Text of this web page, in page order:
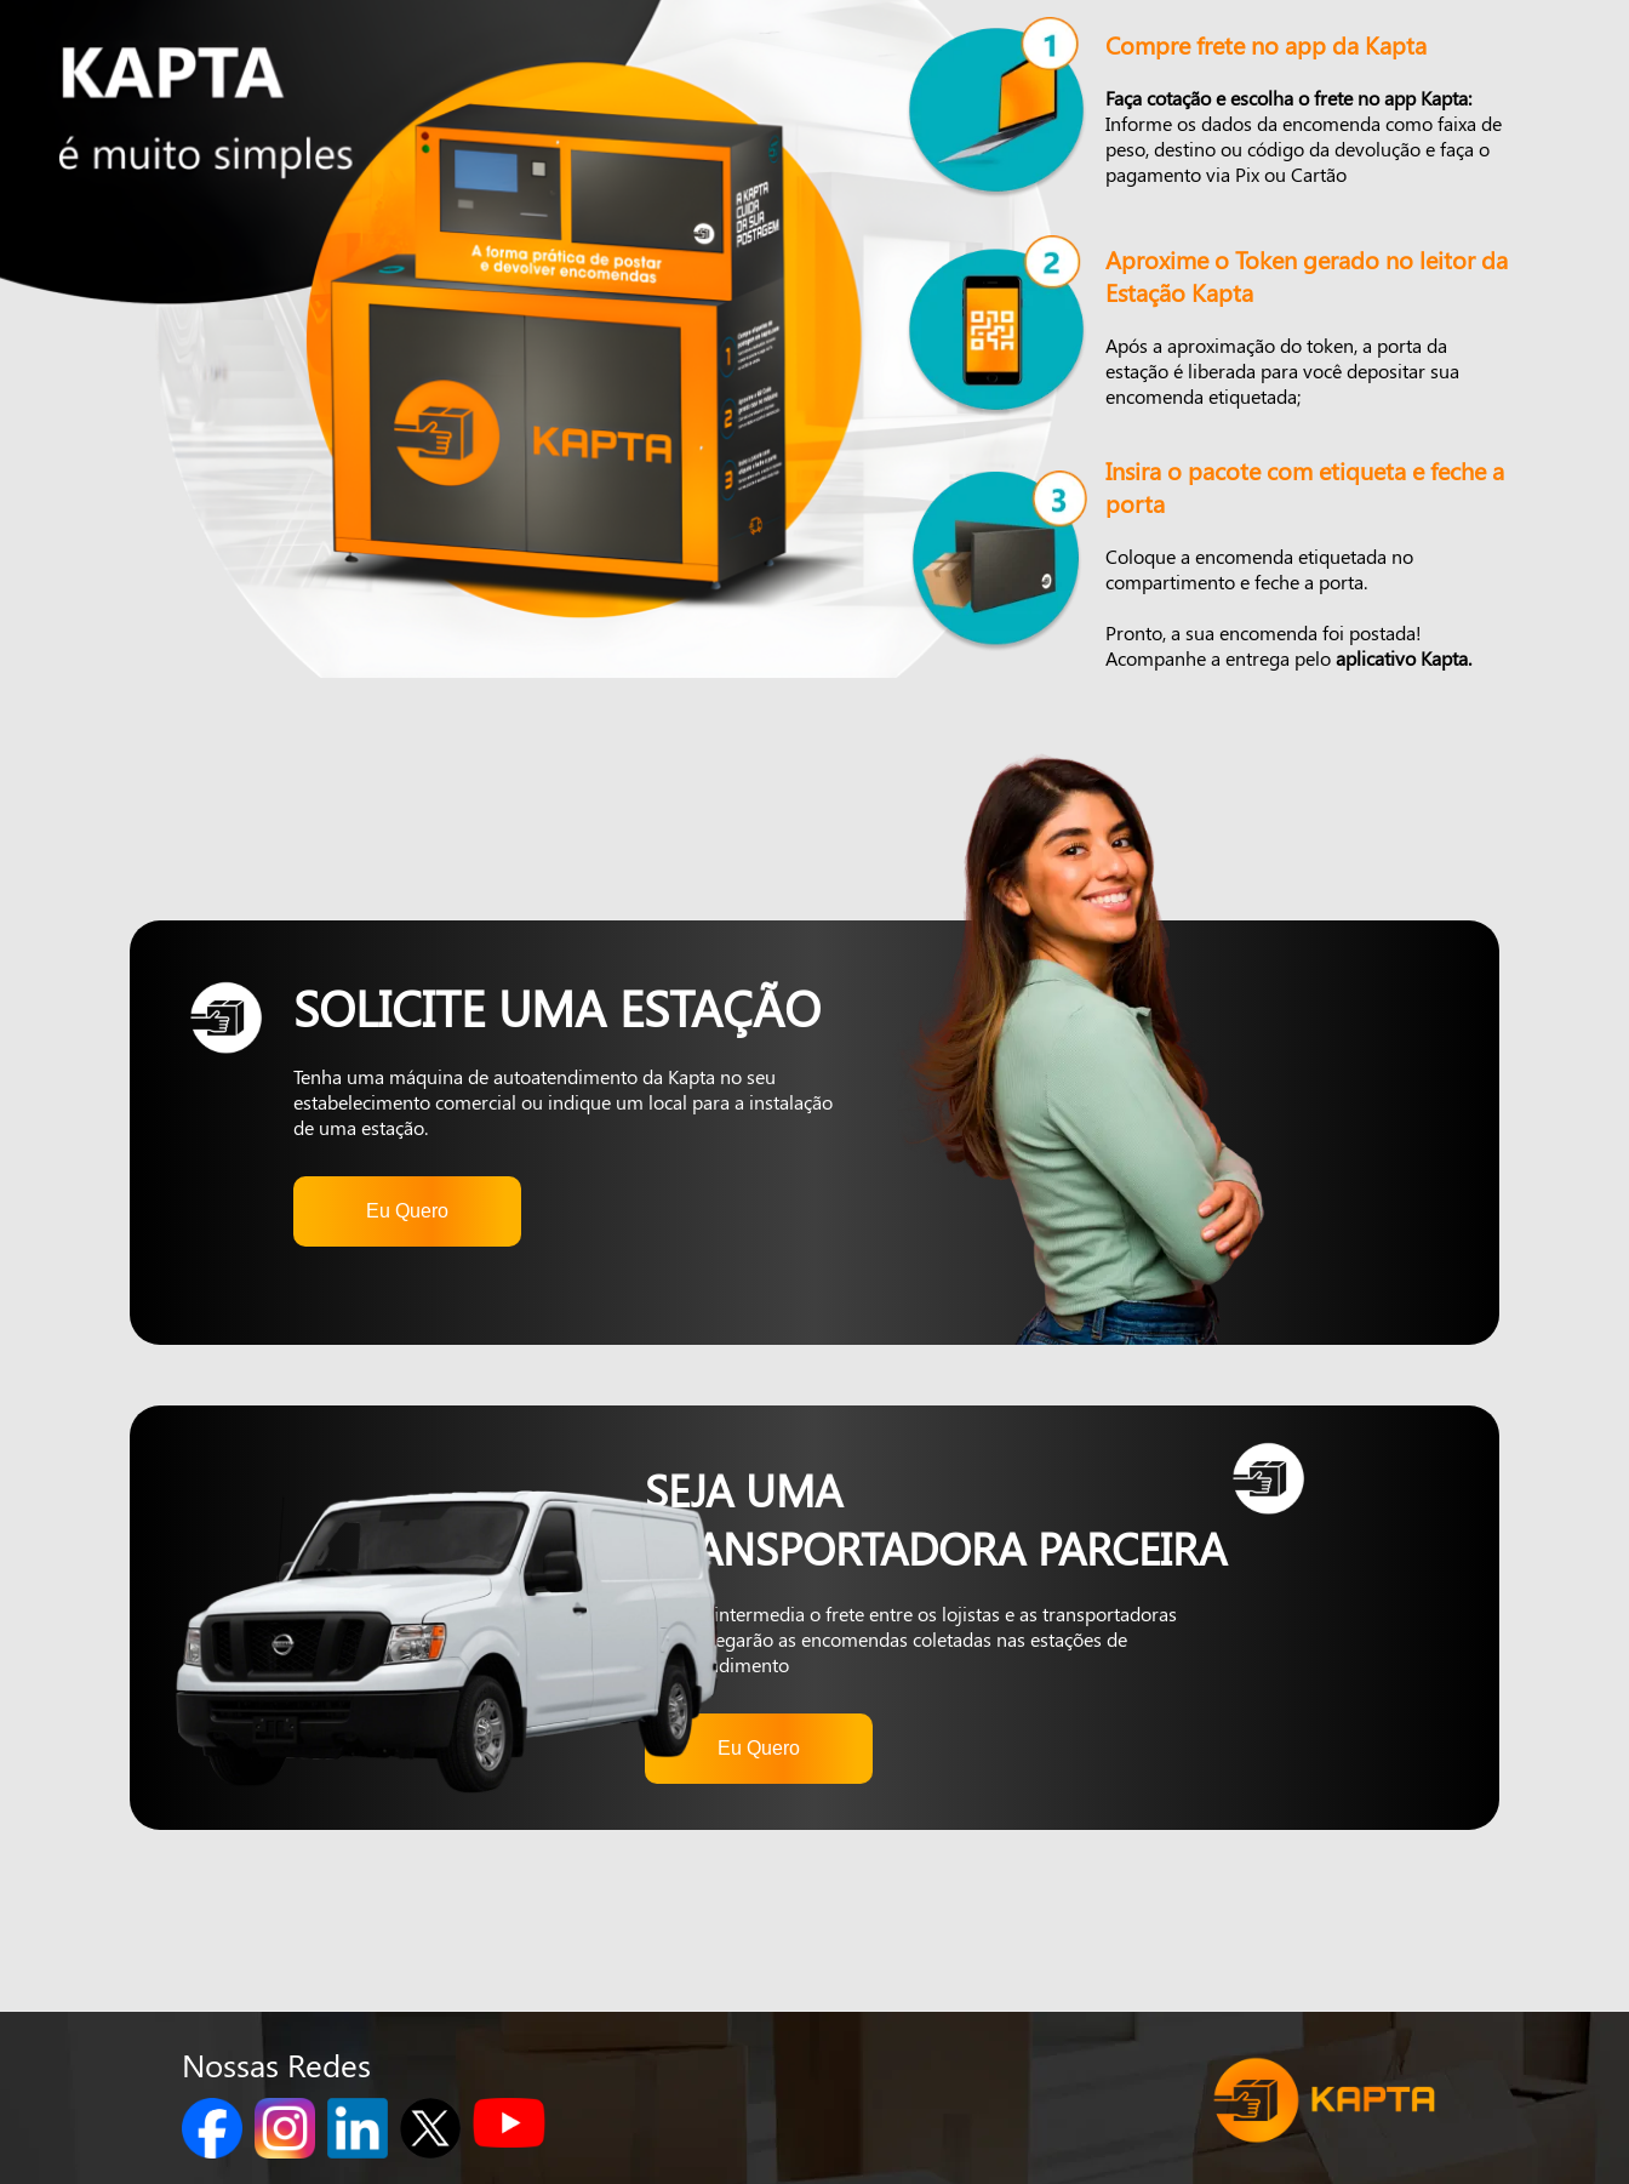
Compre frete no app da Kapta
Faça cotação e escolha o frete no app Kapta:
Informe os dados da encomenda como faixa de
peso, destino ou código da devolução e faça o
pagamento via Pix ou Cartão
Aproxime o Token gerado no leitor da
Estação Kapta
Após a aproximação do token, a porta da
estação é liberada para você depositar sua
encomenda etiquetada;
Insira o pacote com etiqueta e feche a
porta
Coloque a encomenda etiquetada no
compartimento e feche a porta.
Pronto, a sua encomenda foi postada!
Acompanhe a entrega peloaplicativo Kapta.
SOLICITE UMA ESTAÇÃO
Tenha uma máquina de autoatendimento da Kapta no seu
estabelecimento comercial ou indique um local para a instalação
de uma estação.
Eu Quero
SEJA UMA
TRANSPORTADORA PARCEIRA
A Kapta intermedia o frete entre os lojistas e as transportadoras
que entregarão as encomendas coletadas nas estações de
autoatendimento
Eu Quero
Nossas Redes